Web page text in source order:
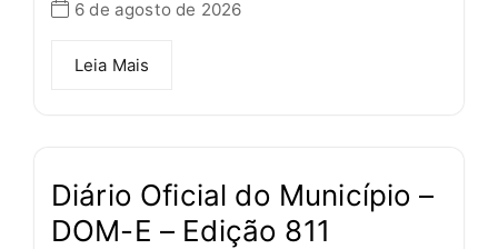
6 de agosto de 2026
Leia Mais
Diário Oficial do Município –
DOM-E – Edição 811